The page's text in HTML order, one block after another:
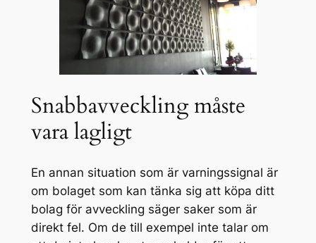
Snabbavveckling måste
vara lagligt
En annan situation som är varningssignal är
om bolaget som kan tänka sig att köpa ditt
bolag för avveckling säger saker som är
direkt fel. Om de till exempel inte talar om